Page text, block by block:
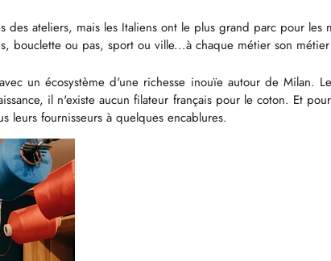
des ateliers, mais les Italiens ont le plus grand parc pour
bouclette ou pas, sport ou ville...à chaque métier son
un écosystème d'une richesse inouïe autour de Milan.
il n'existe aucun filateur français pour le coton. Et
leurs fournisseurs à quelques encablures.